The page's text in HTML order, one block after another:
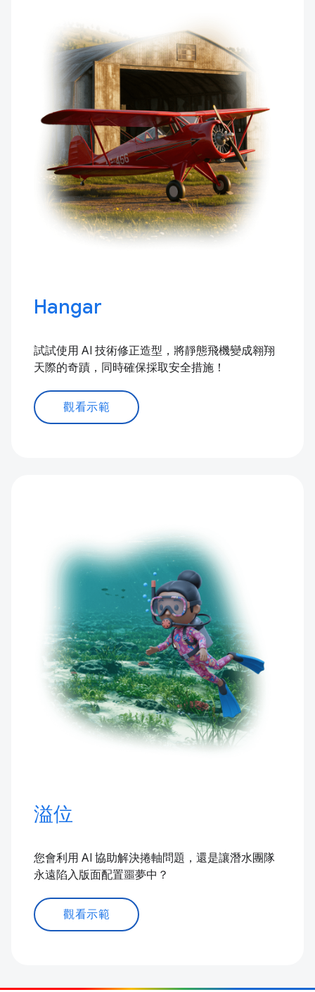
Hangar
試試使用 AI 技術修正造型，將靜態飛機變成翱翔
天際的奇蹟，同時確保採取安全措施！
觀看示範
溢位
您會利用 AI 協助解決捲軸問題，還是讓潛水團隊
永遠陷入版面配置噩夢中？
觀看示範